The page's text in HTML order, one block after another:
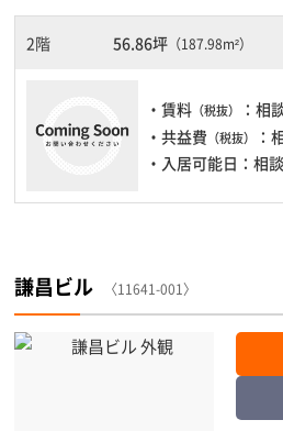
2階 56.86坪 （187.98m²）
・賃料 （税抜） ：相
・共益費 （税抜）
：
・入居可能日：相談
謙昌ビル 〈11641-001〉